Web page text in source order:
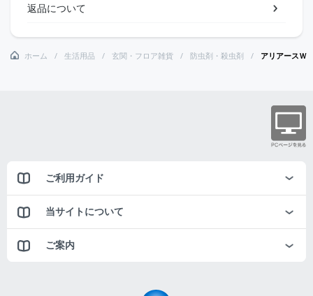
返品について
ホーム 生活用品 玄関・フロア雑貨 防虫剤・殺虫剤 アリアース
ご利用ガイド
当サイトについて
ご案内